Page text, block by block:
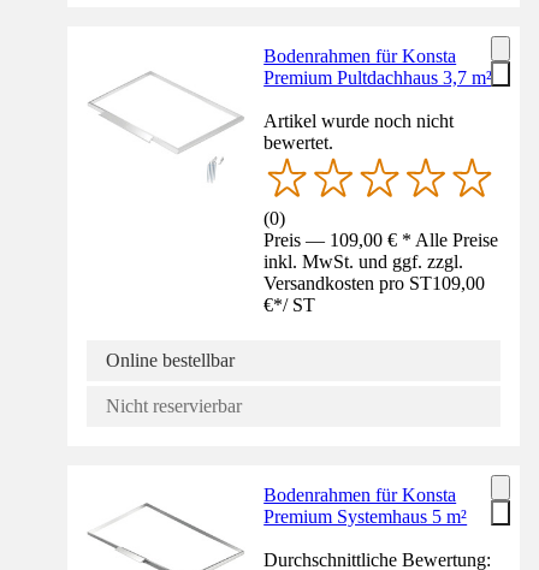
Bodenrahmen für Konsta
Premium Pultdachhaus 3,7 m²
Artikel wurde noch nicht
bewertet.
(0)
Preis — 109,00 € * Alle Preise
inkl. MwSt. und ggf. zzgl.
Versandkosten pro ST109,00
€*/ ST
Online bestellbar
Nicht reservierbar
Bodenrahmen für Konsta
Premium Systemhaus 5 m²
Durchschnittliche Bewertung: